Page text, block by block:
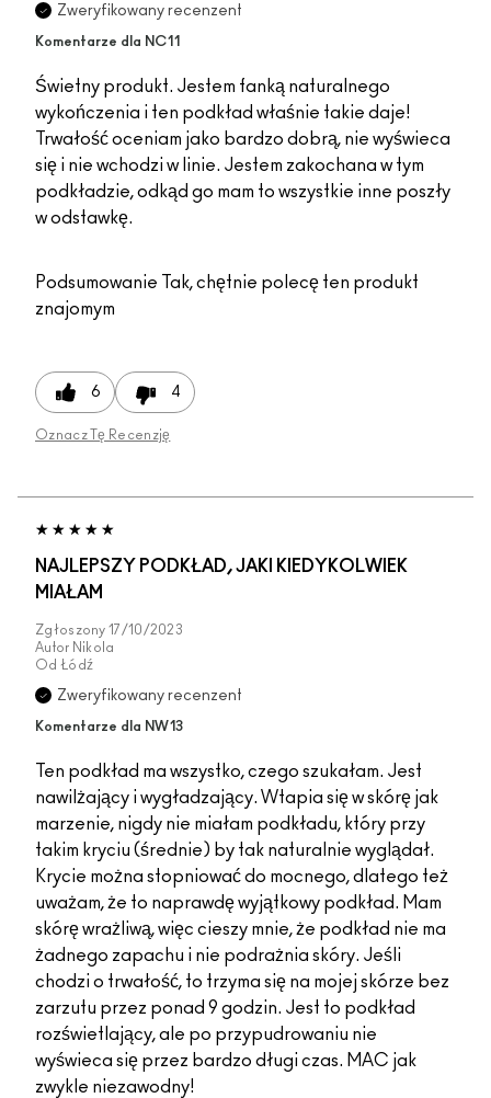
Zweryfikowany recenzent
Komentarze dla NC11
Świetny produkt. Jestem fanką naturalnego
wykończenia i ten podkład właśnie takie daje!
Trwałość oceniam jako bardzo dobrą, nie wyświeca
się i nie wchodzi w linie. Jestem zakochana w tym
podkładzie, odkąd go mam to wszystkie inne poszły
w odstawkę.
Podsumowanie Tak, chętnie polecę ten produkt
znajomym
6 4
Oznacz Tę Recenzję
NAJLEPSZY PODKŁAD, JAKI KIEDYKOLWIEK
MIAŁAM
Zgłoszony 17/10/2023
Autor Nikola
Od Łódź
Zweryfikowany recenzent
Komentarze dla NW13
Ten podkład ma wszystko, czego szukałam. Jest
nawilżający i wygładzający. Wtapia się w skórę jak
marzenie, nigdy nie miałam podkładu, który przy
takim kryciu (średnie) by tak naturalnie wyglądał.
Krycie można stopniować do mocnego, dlatego też
uważam, że to naprawdę wyjątkowy podkład. Mam
skórę wrażliwą, więc cieszy mnie, że podkład nie ma
żadnego zapachu i nie podrażnia skóry. Jeśli
chodzi o trwałość, to trzyma się na mojej skórze bez
zarzutu przez ponad 9 godzin. Jest to podkład
rozświetlający, ale po przypudrowaniu nie
wyświeca się przez bardzo długi czas. MAC jak
zwykle niezawodny!